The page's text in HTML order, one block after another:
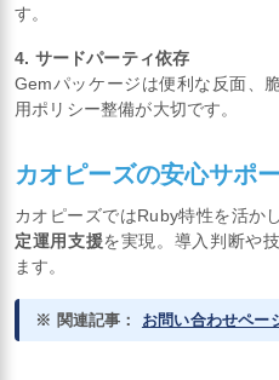
す。
4. サードパーティ依存
Gemパッケージは便利な反面、
用ポリシー整備が大切です。
カオピーズの安心サポ
カオピーズではRuby特性を活か
定運用支援を実現。導入判断や
ます。
※ 関連記事： お問い合わせペー